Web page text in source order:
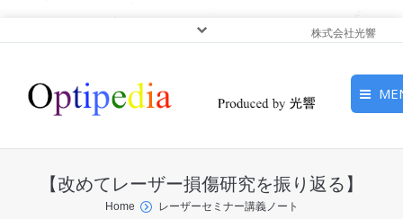
株式会社光響
ピックアップ
【改めてレーザー損傷研究を振り返る】
You are here:Home
レーザーセミナー講義ノート